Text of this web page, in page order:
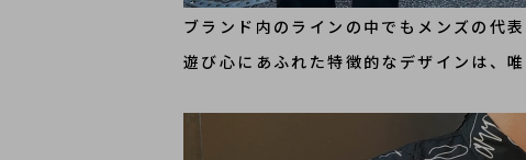
ブランド内のラインの中でもメンズの代
遊び心にあふれた特徴的なデザインは、